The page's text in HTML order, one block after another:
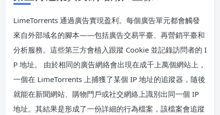
LimeTorrents 通過廣告實現盈利。每個廣告單元都會觸發
來自外部域名的腳本——包括廣告交易平臺、再營銷平臺和
分析服務。這些第三方會植入跟蹤 Cookie 並記錄訪問者的 I
P 地址。 由於相同的廣告網絡會出現在成千上萬個網站上，
一個在 LimeTorrents 上捕獲了某個 IP 地址的追蹤器，隨後
就能在新聞網站、購物門戶或社交網絡上識別出同一個 IP
地址。其結果是形成了一份詳細的行為檔案，該檔案會追蹤